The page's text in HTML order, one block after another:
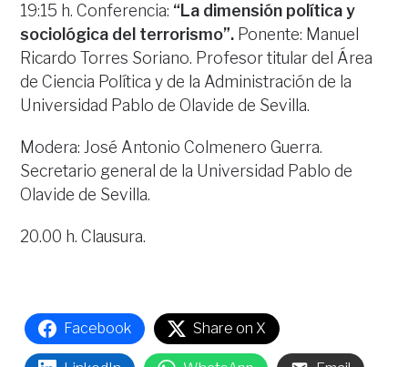
19:15 h. Conferencia: “La dimensión política y
sociológica del terrorismo”. Ponente: Manuel
Ricardo Torres Soriano. Profesor titular del Área
de Ciencia Política y de la Administración de la
Universidad Pablo de Olavide de Sevilla.
Modera: José Antonio Colmenero Guerra.
Secretario general de la Universidad Pablo de
Olavide de Sevilla.
20.00 h. Clausura.
Facebook Share on X